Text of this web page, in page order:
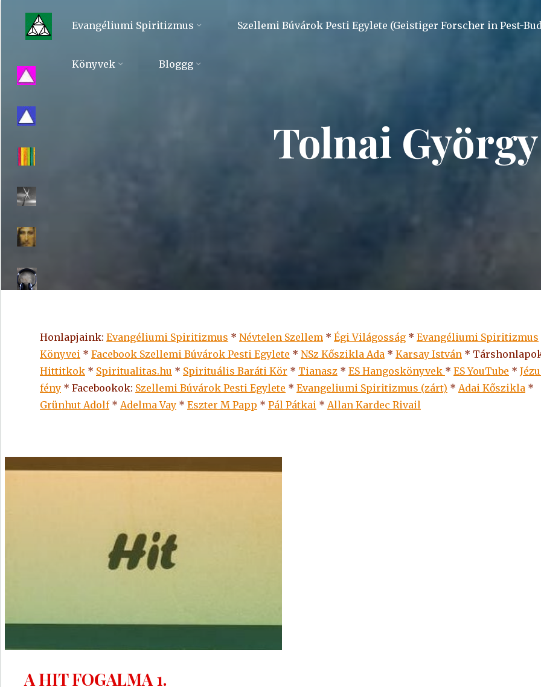
content
Evangéliumi
Evangéliumi Spiritizmus Szellemi Búvárok Pesti Egylete (Geistiger Forscher in Pest-
Könyvek Bloggg
Tolnai György
Honlapjaink: Evangéliumi Spiritizmus * Névtelen Szellem * Égi Világosság * Evangéliumi Spiritizmus
Könyvei * Facebook Szellemi Búvárok Pesti Egylete * NSz Kőszikla Ada * Karsay István *
Hittitkok * Spiritualitas.hu * Spirituális Baráti Kör * Tianasz * ES Hangoskönyvek * ESYouTube *
fény * Facebookok: Szellemi Búvárok Pesti Egylete * Evangeliumi Spiritizmus (zárt) * Adai Kőszikla *
Grünhut Adolf* Adelma Vay * Eszter M Papp * Pál Pátkai * Allan Kardec Rivail
A HIT FOGALMA 1.